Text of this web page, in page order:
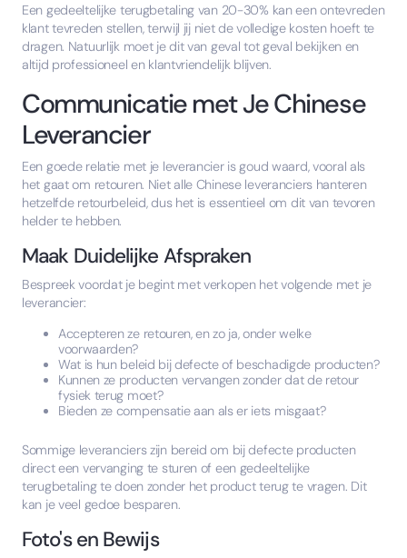
Een gedeeltelijke terugbetaling van 20-30% kan een ontevreden
klant tevreden stellen, terwijl jij niet de volledige kosten hoeft te
dragen. Natuurlijk moet je dit van geval tot geval bekijken en
altijd professioneel en klantvriendelijk blijven.
Communicatie met Je Chinese
Leverancier
Een goede relatie met je leverancier is goud waard, vooral als
het gaat om retouren. Niet alle Chinese leveranciers hanteren
hetzelfde retourbeleid, dus het is essentieel om dit van tevoren
helder te hebben.
Maak Duidelijke Afspraken
Bespreek voordat je begint met verkopen het volgende met je
leverancier:
Accepteren ze retouren, en zo ja, onder welke
voorwaarden?
Wat is hun beleid bij defecte of beschadigde producten?
Kunnen ze producten vervangen zonder dat de retour
fysiek terug moet?
Bieden ze compensatie aan als er iets misgaat?
Sommige leveranciers zijn bereid om bij defecte producten
direct een vervanging te sturen of een gedeeltelijke
terugbetaling te doen zonder het product terug te vragen. Dit
kan je veel gedoe besparen.
Foto's en Bewijs